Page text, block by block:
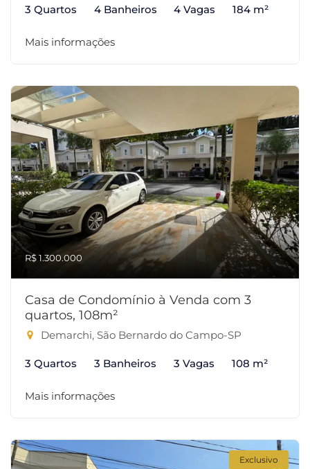
3 Quartos 4 Banheiros 4 Vagas 184 m²
Mais informações
R$ 1.300.000
Casa de Condomínio à Venda com 3
quartos, 108m²
Demarchi, São Bernardo do Campo-SP
3 Quartos 3 Banheiros 3 Vagas 108 m²
Mais informações
Exclusivo